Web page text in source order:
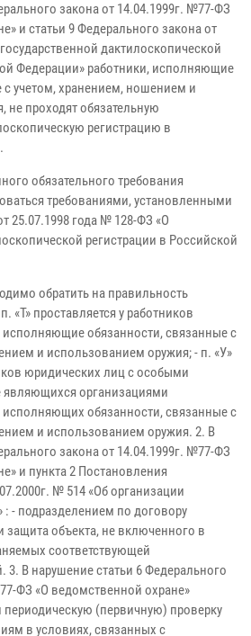
закона от 14.04.1999г. №77-ФЗ
и статьи 9 Федерального закона от
дактилоскопической
Федерации» работники, исполняющие
с учетом, хранением, ношением и
проходят обязательную
регистрацию в
обязательного требования
требованиями, установленными
25.07.1998 года № 128-ФЗ «О
регистрации в Российской
обратить на правильность
«Т» проставляется у работников
обязанности, связанные с
и использованием оружия; - п. «У»
юридических лиц с особыми
организациями
обязанности, связанные с
и использованием оружия. 2. В
закона от 14.04.1999г. №77-ФЗ
и пункта 2 Постановления
№ 514 «Об организации
- подразделением по договору
защита объекта, не включенного в
соответствующей
В нарушение статьи 6 Федерального
ФЗ «О ведомственной охране»
периодическую (первичную) проверку
в условиях, связанных с